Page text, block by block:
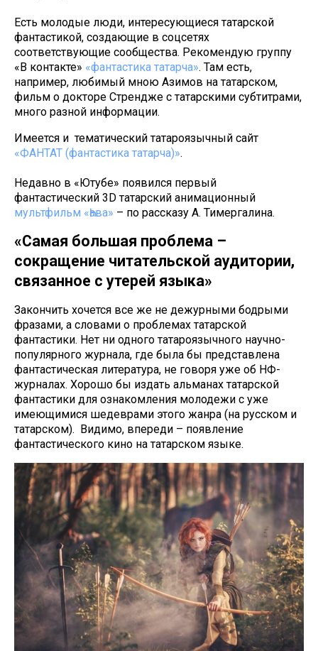
Есть молодые люди, интересующиеся татарской
фантастикой, создающие в соцсетях
соответствующие сообщества. Рекомендую группу
«В контакте» «фантастика татарча». Там есть,
например, любимый мною Азимов на татарском,
фильм о докторе Стрендже с татарскими субтитрами,
много разной информации.
Имеется и тематический татароязычный сайт
«ФАНТАТ (фантастика татарча)».
Недавно в «Ютубе» появился первый
фантастический 3D татарский анимационный
мультфильм «Һава» – по рассказу А. Тимергалина.
«Самая большая проблема –
сокращение читательской аудитории,
связанное с утерей языка»
Закончить хочется все же не дежурными бодрыми
фразами, а словами о проблемах татарской
фантастики. Нет ни одного татароязычного научно-
популярного журнала, где была бы представлена
фантастическая литература, не говоря уже об НФ-
журналах. Хорошо бы издать альманах татарской
фантастики для ознакомления молодежи с уже
имеющимися шедеврами этого жанра (на русском и
татарском). Видимо, впереди – появление
фантастического кино на татарском языке.